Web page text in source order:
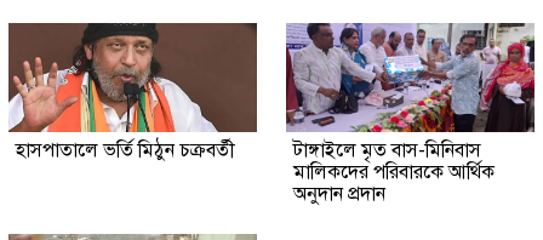
হাসপাতালে ভর্তি মিঠুন চক্রবর্তী
টাঙ্গাইলে মৃত বাস-মিনিবাস
মালিকদের পরিবারকে আর্থিক
অনুদান প্রদান